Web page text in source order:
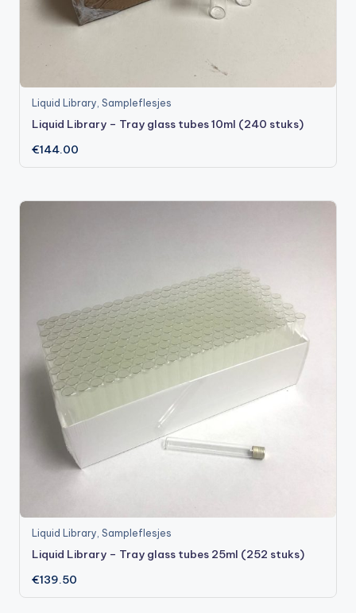
Liquid Library,Sampleflesjes
Liquid Library – Tray glass tubes 10ml (240 stuks)
€144.00
Liquid Library,Sampleflesjes
Liquid Library – Tray glass tubes 25ml (252 stuks)
€139.50